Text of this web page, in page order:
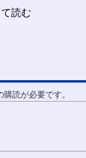
読が必要です。